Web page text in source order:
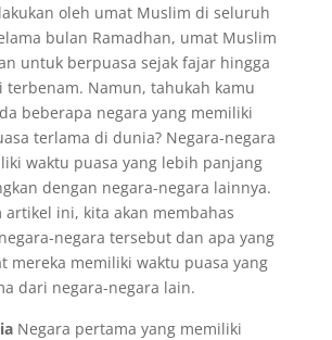
oleh umat Muslim di seluruh
bulan Ramadhan, umat Muslim
untuk berpuasa sejak fajar hingga
terbenam. Namun, tahukah kamu
beberapa negara yang memiliki
terlama di dunia? Negara-negara
waktu puasa yang lebih panjang
dengan negara-negara lainnya.
artikel ini, kita akan membahas
negara tersebut dan apa yang
mereka memiliki waktu puasa yang
dari negara-negara lain.
Negara pertama yang memiliki